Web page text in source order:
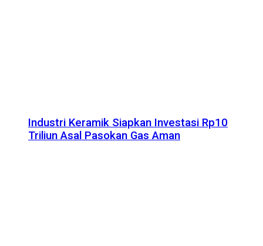
Industri Keramik Siapkan Investasi Rp10
Triliun Asal Pasokan Gas Aman